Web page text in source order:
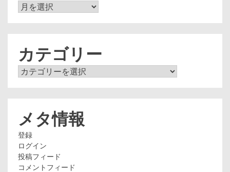
ア
カテゴリー
カ
メタ情報
登録
ログイン
投稿フィード
コメントフィード